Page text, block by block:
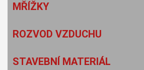
MŘÍŽKY
ROZVOD VZDUCHU
STAVEBNÍ MATERIÁL